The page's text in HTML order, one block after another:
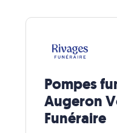
Pompes
Augeron
Funéraire